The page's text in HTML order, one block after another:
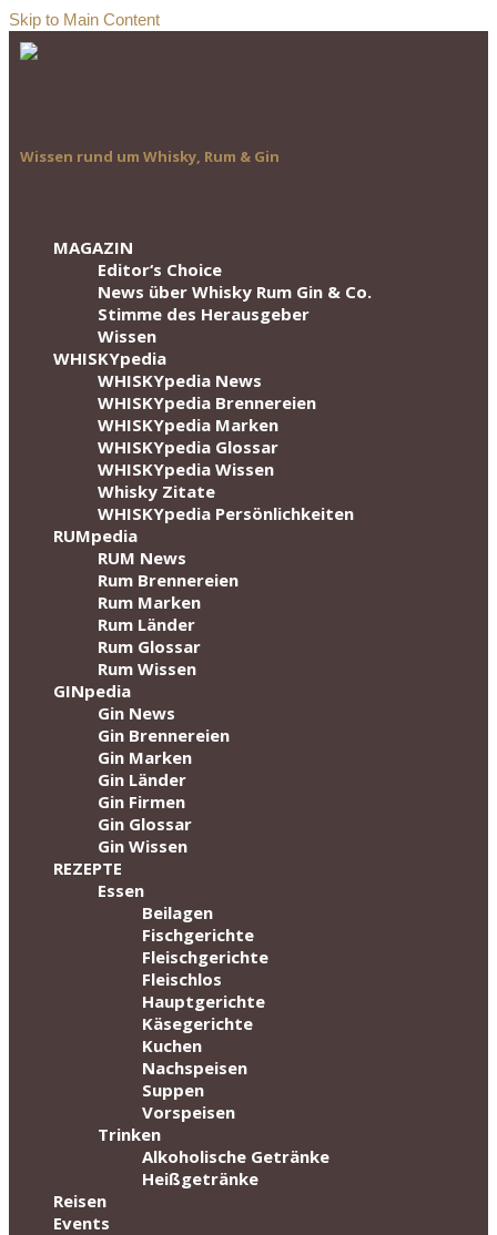
Skip to Main Content
Wissen rund um Whisky, Rum & Gin
MAGAZIN
Editor‘s Choice
News über Whisky Rum Gin & Co.
Stimme des Herausgeber
Wissen
WHISKYpedia
WHISKYpedia News
WHISKYpedia Brennereien
WHISKYpedia Marken
WHISKYpedia Glossar
WHISKYpedia Wissen
Whisky Zitate
WHISKYpedia Persönlichkeiten
RUMpedia
RUM News
Rum Brennereien
Rum Marken
Rum Länder
Rum Glossar
Rum Wissen
GINpedia
Gin News
Gin Brennereien
Gin Marken
Gin Länder
Gin Firmen
Gin Glossar
Gin Wissen
REZEPTE
Essen
Beilagen
Fischgerichte
Fleischgerichte
Fleischlos
Hauptgerichte
Käsegerichte
Kuchen
Nachspeisen
Suppen
Vorspeisen
Trinken
Alkoholische Getränke
Heißgetränke
Reisen
Events